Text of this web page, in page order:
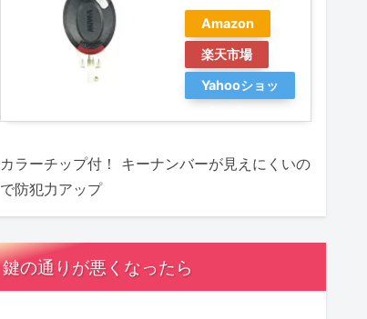
Amazon
楽天市場
Yahooショッ
カラーチップ付！ キーナンバーが見えにくいの
で防犯力アップ
鍵の通りが悪くなったら